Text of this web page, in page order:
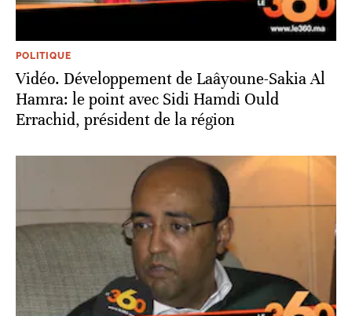
POLITIQUE
Vidéo. Développement de Laâyoune-Sakia Al
Hamra: le point avec Sidi Hamdi Ould
Errachid, président de la région